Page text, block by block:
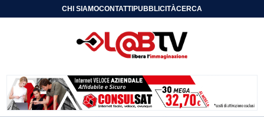
CHI SIAMOCONTATTIPUBBLICITÀCERCA